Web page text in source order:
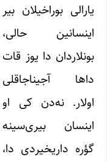
یارالی بوراخیلان بیر
اینسانین حالی،
بونلاردان دا یوز قات
داها آجیناجاقلی
اولار. نه‌دن کی او
اینسان بیری‌سینه
گؤره داریخیردی دا،